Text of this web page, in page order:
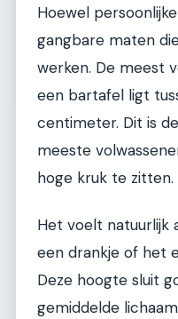
Hoewel
gangbare maten
werken. De meest
een bartafel ligt
centimeter. Dit is
meeste
hoge kruk te zitten.
Het voelt natuurlijk
een drankje of het
Deze hoogte sluit
gemiddelde